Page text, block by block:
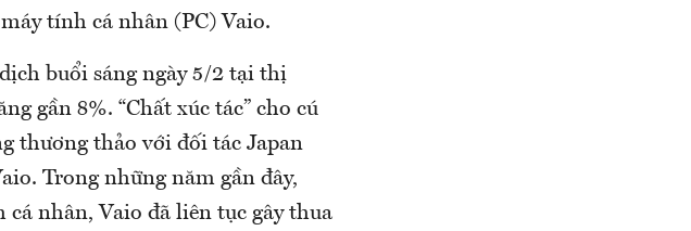
tính cá nhân (PC) Vaio.
buổi sáng ngày 5/2 tại thị
gần 8%. “Chất xúc tác” cho cú
thương thảo với đối tác Japan
Trong những năm gần đây,
nhân, Vaio đã liên tục gây thua